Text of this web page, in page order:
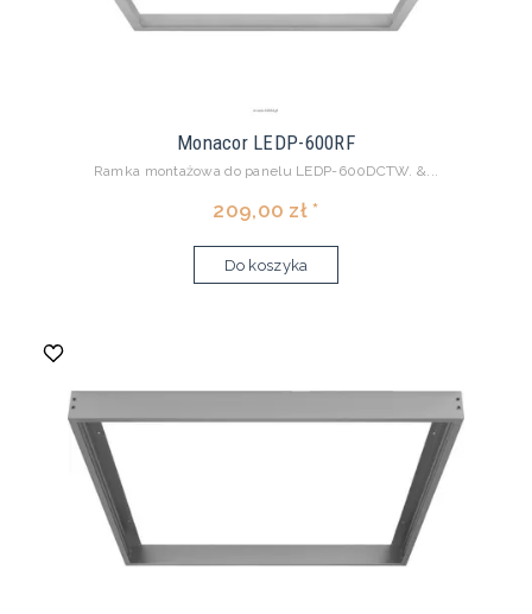
Monacor LEDP-600RF
Ramka montażowa do panelu LEDP-600DCTW. &...
209,00 zł *
Do koszyka